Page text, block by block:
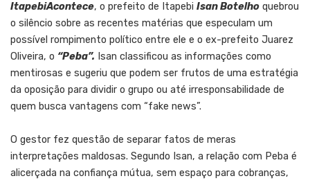
ItapebiAcontece, o prefeito de Itapebi Isan Botelho quebrou
o silêncio sobre as recentes matérias que especulam um
possível rompimento político entre ele e o ex-prefeito Juarez
Oliveira, o “Peba”. Isan classificou as informações como
mentirosas e sugeriu que podem ser frutos de uma estratégia
da oposição para dividir o grupo ou até irresponsabilidade de
quem busca vantagens com “fake news”.
O gestor fez questão de separar fatos de meras
interpretações maldosas. Segundo Isan, a relação com Peba é
alicerçada na confiança mútua, sem espaço para cobranças,